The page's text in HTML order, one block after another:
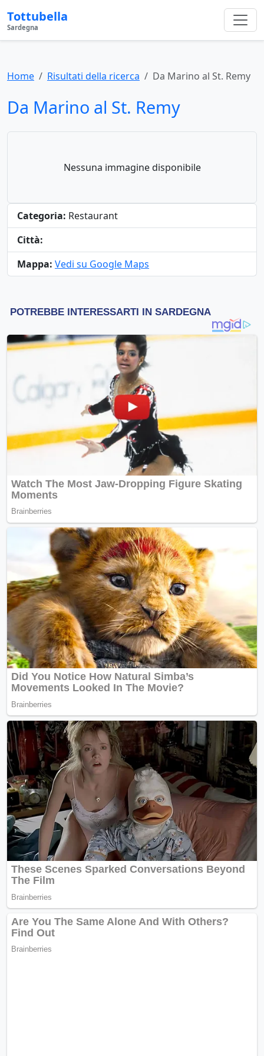
Tottubella
Sardegna
Home Risultati della ricerca Da Marino al St. Remy
Da Marino al St. Remy
Nessuna immagine disponibile
Categoria: Restaurant
Città:
Mappa: Vedi su Google Maps